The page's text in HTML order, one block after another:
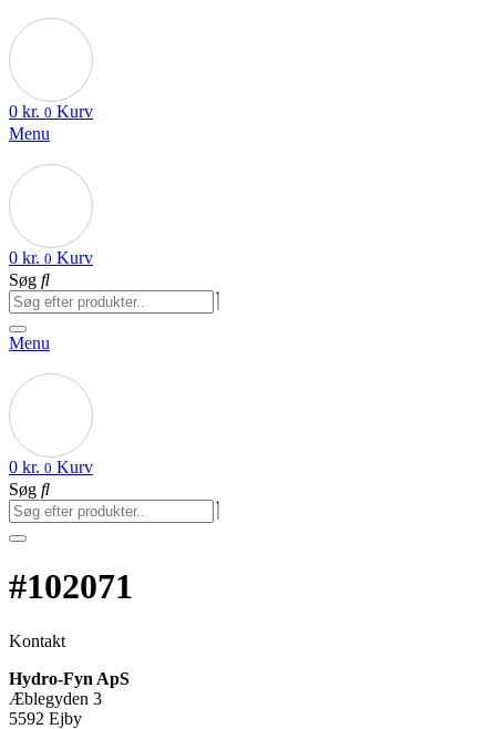
0 kr. 0 Kurv
Menu
0 kr. 0 Kurv
Søg
Menu
0 kr. 0 Kurv
Søg
#102071
Kontakt
Hydro-Fyn ApS
Æblegyden 3
5592 Ejby